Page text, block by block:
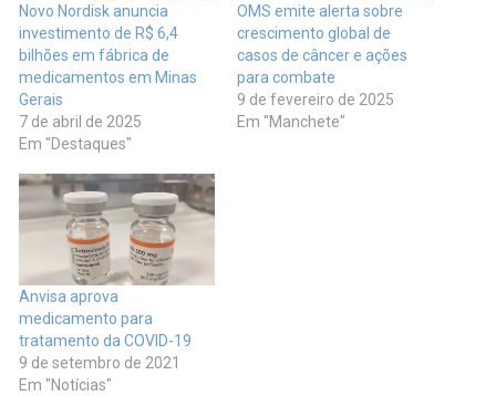
Novo Nordisk anuncia
investimento de R$ 6,4
bilhões em fábrica de
medicamentos em Minas
Gerais
7 de abril de 2025
Em "Destaques"
OMS emite alerta sobre
crescimento global de
casos de câncer e ações
para combate
9 de fevereiro de 2025
Em "Manchete"
Anvisa aprova
medicamento para
tratamento da COVID-19
9 de setembro de 2021
Em "Notícias"